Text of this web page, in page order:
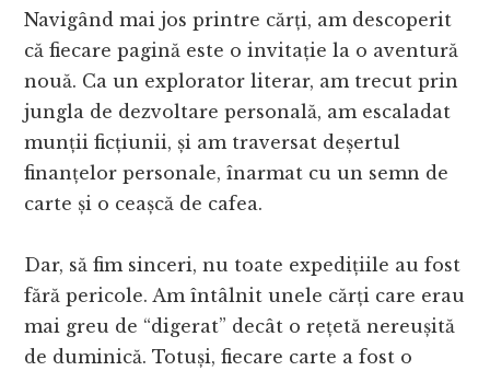
Navigând mai jos printre cărți, am descoperit
că fiecare pagină este o invitație la o aventură
nouă. Ca un explorator literar, am trecut prin
jungla de dezvoltare personală, am escaladat
munții ficțiunii, și am traversat deșertul
finanțelor personale, înarmat cu un semn de
carte și o ceașcă de cafea.
Dar, să fim sinceri, nu toate expedițiile au fost
fără pericole. Am întâlnit unele cărți care erau
mai greu de “digerat” decât o rețetă nereușită
de duminică. Totuși, fiecare carte a fost o